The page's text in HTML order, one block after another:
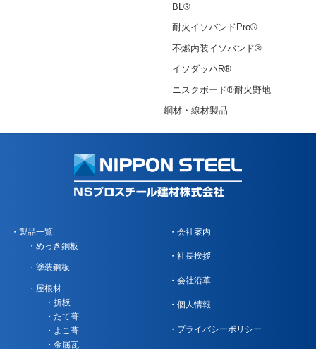
BL®
耐火イソバンドPro®
不燃内装イソバンド®
イソダッハR®
ニスクボード®耐火野地
鋼材・線材製品
製品一覧
めっき鋼板
塗装鋼板
屋根材
折板
たて葺
よこ葺
金属瓦
会社案内
社長挨拶
会社沿革
個人情報
プライバシーポリシー